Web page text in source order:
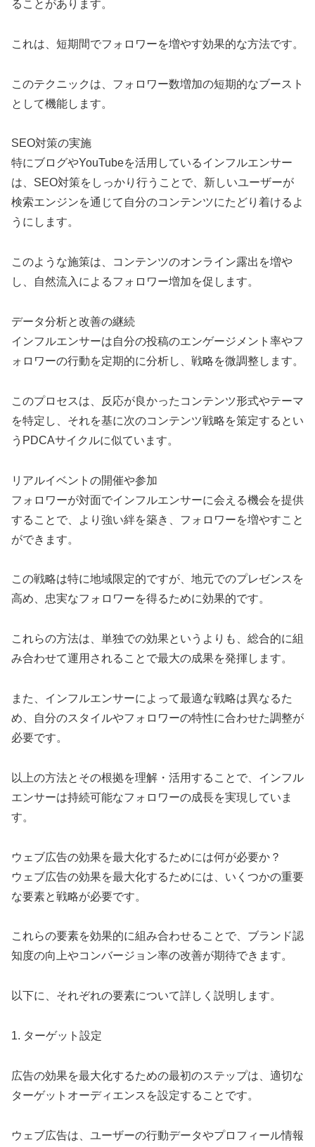
ることがあります。
これは、短期間でフォロワーを増やす効果的な方法です。
このテクニックは、フォロワー数増加の短期的なブースト
として機能します。
SEO対策の実施
特にブログやYouTubeを活用しているインフルエンサー
は、SEO対策をしっかり行うことで、新しいユーザーが
検索エンジンを通じて自分のコンテンツにたどり着けるよ
うにします。
このような施策は、コンテンツのオンライン露出を増や
し、自然流入によるフォロワー増加を促します。
データ分析と改善の継続
インフルエンサーは自分の投稿のエンゲージメント率やフ
ォロワーの行動を定期的に分析し、戦略を微調整します。
このプロセスは、反応が良かったコンテンツ形式やテーマ
を特定し、それを基に次のコンテンツ戦略を策定するとい
うPDCAサイクルに似ています。
リアルイベントの開催や参加
フォロワーが対面でインフルエンサーに会える機会を提供
することで、より強い絆を築き、フォロワーを増やすこと
ができます。
この戦略は特に地域限定的ですが、地元でのプレゼンスを
高め、忠実なフォロワーを得るために効果的です。
これらの方法は、単独での効果というよりも、総合的に組
み合わせて運用されることで最大の成果を発揮します。
また、インフルエンサーによって最適な戦略は異なるた
め、自分のスタイルやフォロワーの特性に合わせた調整が
必要です。
以上の方法とその根拠を理解・活用することで、インフル
エンサーは持続可能なフォロワーの成長を実現していま
す。
ウェブ広告の効果を最大化するためには何が必要か？
ウェブ広告の効果を最大化するためには、いくつかの重要
な要素と戦略が必要です。
これらの要素を効果的に組み合わせることで、ブランド認
知度の向上やコンバージョン率の改善が期待できます。
以下に、それぞれの要素について詳しく説明します。
1. ターゲット設定
広告の効果を最大化するための最初のステップは、適切な
ターゲットオーディエンスを設定することです。
ウェブ広告は、ユーザーの行動データやプロフィール情報